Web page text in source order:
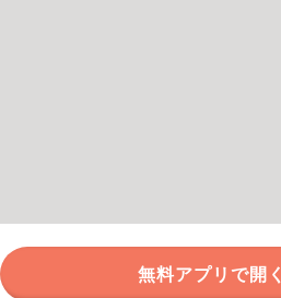
無料アプリで開く